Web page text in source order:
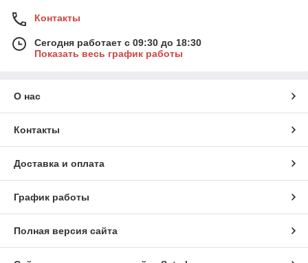
Контакты
Сегодня работает с 09:30 до 18:30
Показать весь график работы
О нас
Контакты
Доставка и оплата
График работы
Полная версия сайта